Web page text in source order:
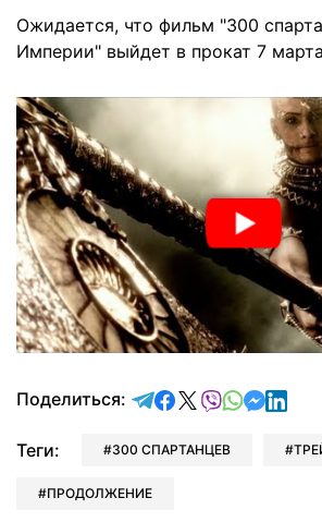
Ожидается, что фильм "300
Империи" выйдет в прокат 7
Поделиться: отправить в
поделиться в
поделиться в X
отправить
Теги: 300 СПАРТАНЦЕВ
ПРОДОЛЖЕНИЕ